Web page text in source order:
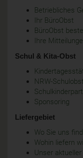
Betriebliches
Ihr BüroObst
BüroObst
Ihre
Schul & Kita-Obst
NRW-
Sponsoring
Liefergebiet
Wo Sie uns
Wohin liefern
Unser